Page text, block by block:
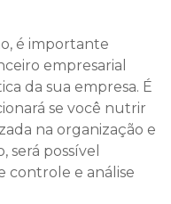
é importante
empresarial
da sua empresa. É
se você nutrir
na organização e
será possível
controle e análise